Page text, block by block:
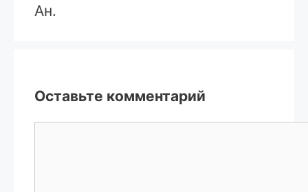
Ан.
Оставьте комментарий